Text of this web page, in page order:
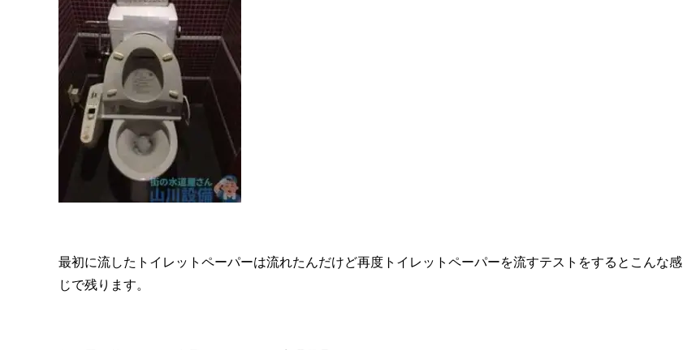
最初に流したトイレットペーパーは流れたんだけど再度トイレットペーパーを流すテストをするとこんな感
じで残ります。